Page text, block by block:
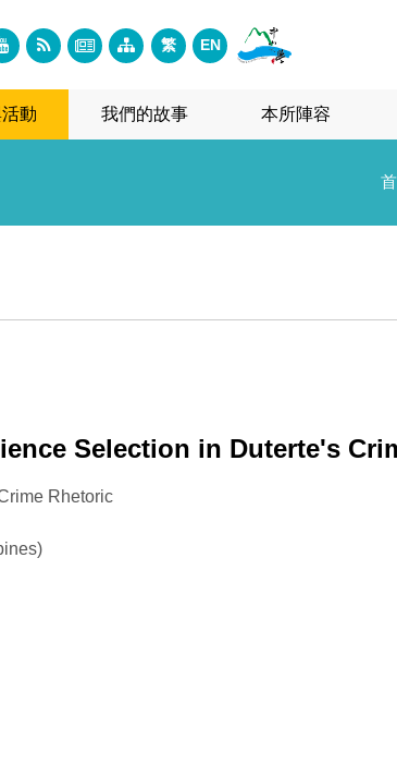
繁 EN
動 我們的故事 本所陣容
Selection in Duterte's
Rhetoric